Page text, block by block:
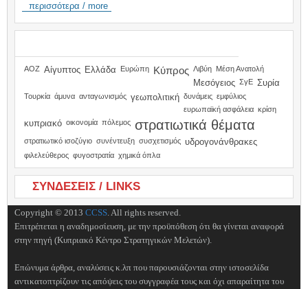
περισσότερα / more
ΑΟΖ Αίγυπτος Ελλάδα Ευρώπη Κύπρος Λιβύη Μέση Ανατολή
Μεσόγειος ΣγΕ Συρία
Τουρκία άμυνα ανταγωνισμός γεωπολιτική δυνάμεις εμφύλιος
ευρωπαϊκή ασφάλεια κρίση
κυπριακό οικονομία πόλεμος στρατιωτικά θέματα
στρατιωτικό ισοζύγιο συνέντευξη συσχετισμός υδρογονάνθρακες
φιλελεύθερος φυγοστρατία χημικά όπλα
ΣΥΝΔΕΣΕΙΣ / LINKS
Copyright © 2013 CCSS . All rights reserved.
Επιτρέπεται η αναδημοσίευση, με την προϋπόθεση ότι θα γίνεται αναφορά
στην πηγή (Κυπριακό Κέντρο Στρατηγικών Μελετών).
Επώνυμα άρθρα, αναλύσεις κ.λπ που παρουσιάζονται στην ιστοσελίδα
αντικατοπτρίζουν τις απόψεις του συγγραφέα τους και όχι απαραίτητα του